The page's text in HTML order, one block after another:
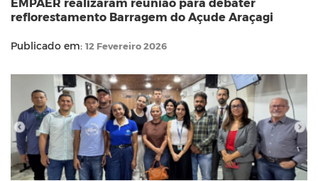
reflorestamento Barragem do Açude Araçagi
Publicado em: 12 Fevereiro 2026